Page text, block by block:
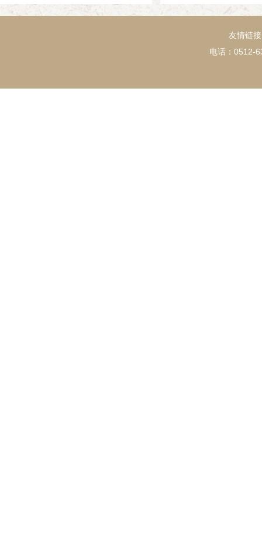
友情链
电话：0512-